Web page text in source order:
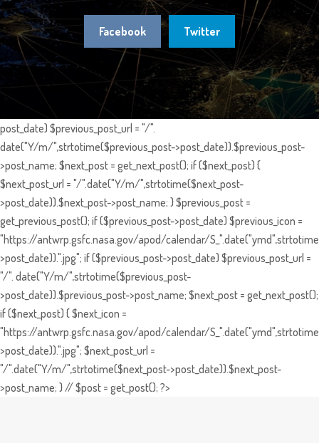
Facebook Twitter
post_date) $previous_post_url = "/".
date("Y/m/",strtotime($previous_post->post_date)).$previous_post-
>post_name; $next_post = get_next_post(); if ($next_post) {
$next_post_url = "/".date("Y/m/",strtotime($next_post-
>post_date)).$next_post->post_name; } $previous_post =
get_previous_post(); if ($previous_post->post_date) $previous_icon =
"https://antwrp.gsfc.nasa.gov/apod/calendar/
>post_date)).".jpg"; if ($previous_post->post_date) $previous_post_url =
"/". date("Y/m/",strtotime($previous_post-
>post_date)).$previous_post->post_name; $next_post = get_next_post();
if ($next_post) { $next_icon =
"https://antwrp.gsfc.nasa.gov/apod/calendar/
>post_date)).".jpg"; $next_post_url =
"/".date("Y/m/",strtotime($next_post->post_date)).$next_post-
>post_name; } // $post = get_post(); ?>